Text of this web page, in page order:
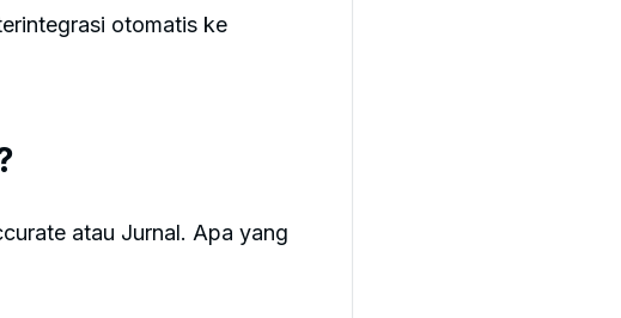
otomatis ke
atau Jurnal. Apa yang